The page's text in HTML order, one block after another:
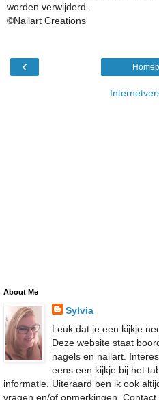
worden verwijderd.
©Nailart Creations
‹
About Me
Sylvia
Leuk dat je een kijkje
Deze website staat
nagels en nailart.
eens een kijkje bij het
informatie. Uiteraard ben ik ook
vragen en/of opmerkingen.